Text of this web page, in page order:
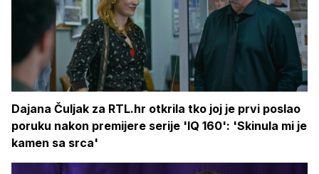
Dajana Čuljak za RTL.hr otkrila tko joj je prvi poslao
poruku nakon premijere serije 'IQ 160': 'Skinula mi je
kamen sa srca'